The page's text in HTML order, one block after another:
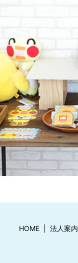
HOME 法人案内